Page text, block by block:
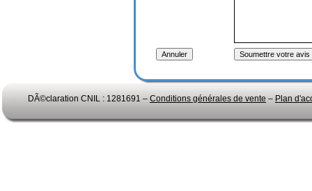
DÃ©claration CNIL : 1281691 – Conditions générales de vente – Plan